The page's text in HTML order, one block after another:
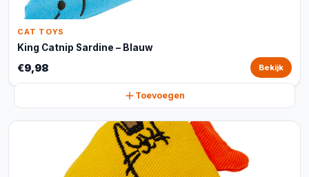
CAT TOYS
King Catnip Sardine – Blauw
€9,98 Bekijk
Toevoegen